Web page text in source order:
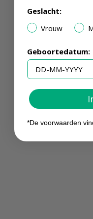
Geslacht:
Vrouw
Geboortedatum:
*De voorwaarden